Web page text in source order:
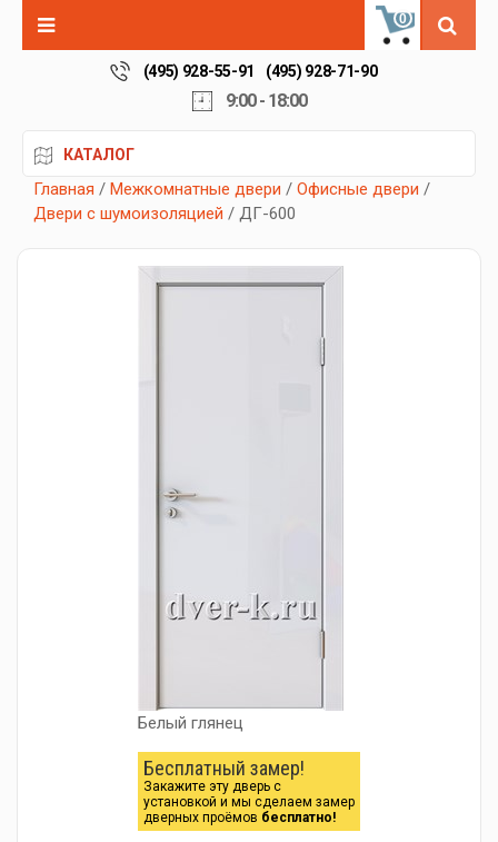
0
(495) 928-55-91 (495) 928-71-90
9:00 - 18:00
КАТАЛОГ
Главная / Межкомнатные двери / Офисные двери /
Двери с шумоизоляцией / ДГ-600
Белый глянец
Бесплатный замер!
Закажите эту дверь с
установкой и мы сделаем замер
дверных проёмов бесплатно!